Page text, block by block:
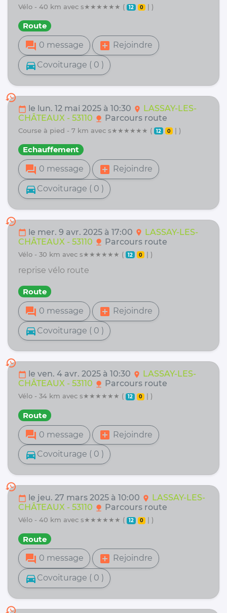
vélo - 40 km avec s★★★★★★ ( 12 0 | )
Route
forum 0 message add_box Rejoindre
directions_car Covoiturage ( 0 )
history
calendar_today le lun. 12 mai 2025 à 10:30 location_on LASSAY-LES-
CHÂTEAUX - 53110 nature Parcours route
course à pied - 7 km avec s★★★★★★ ( 12 0 | )
Echauffement
forum 0 message add_box Rejoindre
directions_car Covoiturage ( 0 )
history
calendar_today le mer. 9 avr. 2025 à 17:00 location_on LASSAY-LES-
CHÂTEAUX - 53110 nature Parcours route
vélo - 30 km avec s★★★★★★ ( 12 0 | )
reprise vélo route
Route
forum 0 message add_box Rejoindre
directions_car Covoiturage ( 0 )
history
calendar_today le ven. 4 avr. 2025 à 10:30 location_on
LASSAY-LES-
CHÂTEAUX - 53110 nature Parcours route
vélo - 34 km avec s★★★★★★ ( 12 0 | )
Route
forum 0 message add_box Rejoindre
directions_car Covoiturage ( 0 )
history
calendar_today le jeu. 27 mars 2025 à 10:00 location_on
LASSAY-LES-
CHÂTEAUX - 53110 nature Parcours route
vélo - 40 km avec s★★★★★★ ( 12 0 | )
Route
forum 0 message add_box Rejoindre
directions_car Covoiturage ( 0 )